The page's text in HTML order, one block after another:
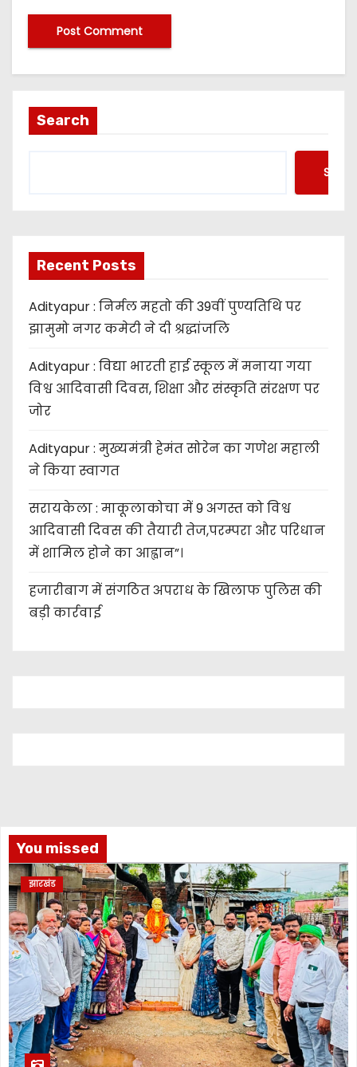
Search
Recent Posts
Adityapur : निर्मल महतो की 39वीं पुण्यतिथि पर
झामुमो नगर कमेटी ने दी श्रद्धांजलि
Adityapur : विद्या भारती हाई स्कूल में मनाया गया
विश्व आदिवासी दिवस, शिक्षा और संस्कृति संरक्षण पर
जोर
Adityapur : मुख्यमंत्री हेमंत सोरेन का गणेश महाली
ने किया स्वागत
सरायकेला : माकूलाकोचा में 9 अगस्त को विश्व
आदिवासी दिवस की तैयारी तेज,परम्परा और परिधान
में शामिल होने का आह्वान”।
हजारीबाग में संगठित अपराध के खिलाफ पुलिस की
बड़ी कार्रवाई
You missed
झारखंड